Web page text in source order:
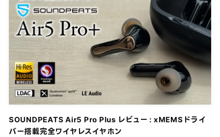
SOUNDPEATS Air5 Pro Plus レビュー : xMEMSドライ
バー搭載完全ワイヤレスイヤホン